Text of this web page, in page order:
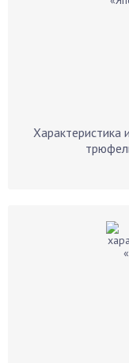
Характеристика